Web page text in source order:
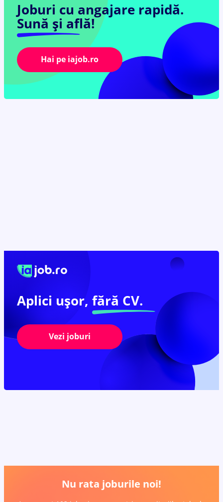
Joburi cu angajare rapidă.
Sună și află!
Hai pe iajob.ro
Aplici ușor, fără CV.
Vezi joburi
Nu rata joburile noi!